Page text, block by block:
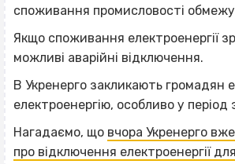
споживання промисловості
Якщо споживання електроенергії
можливі аварійні відключення.
В Укренерго закликають громадян
електроенергію, особливо у
Нагадаємо, що вчора Укренерго
про відключення електроенергії